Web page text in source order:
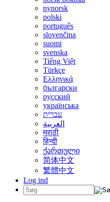
nynorsk
polski
português
slovenčina
suomi
svenska
Tiếng Việt
Türkçe
Ελληνικά
български
русский
українська
עברית
العربية
मराठी
हिन्दी
ქართული
简体中文
繁體中文
Log ind